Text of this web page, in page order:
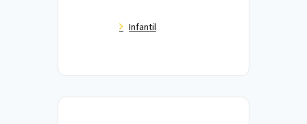
Infantil